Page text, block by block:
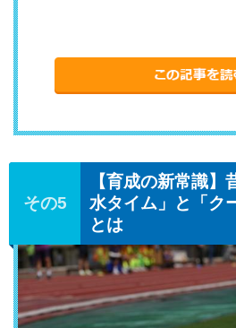
【育成の新常識
水タイム」と「ク
とは